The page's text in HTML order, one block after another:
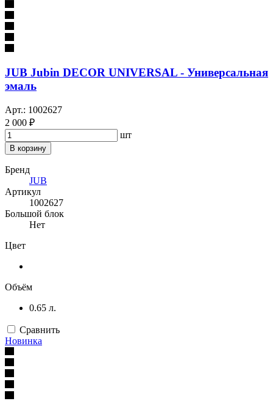
JUB Jubin DECOR UNIVERSAL - Универсальная
эмаль
Арт.: 1002627
2 000 ₽
шт
В корзину
Бренд
JUB
Артикул
1002627
Большой блок
Нет
Цвет
Объём
0.65 л.
Сравнить
Новинка